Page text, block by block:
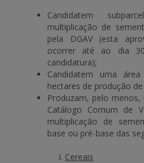
Candidatem
multiplicação de
pela DGAV (esta
ocorrer até ao dia
candidatura);
Candidatem uma
hectares de produção
Produzam, pelo
Catálogo Comum de
multiplicação de
base ou pré-base das
Cereais